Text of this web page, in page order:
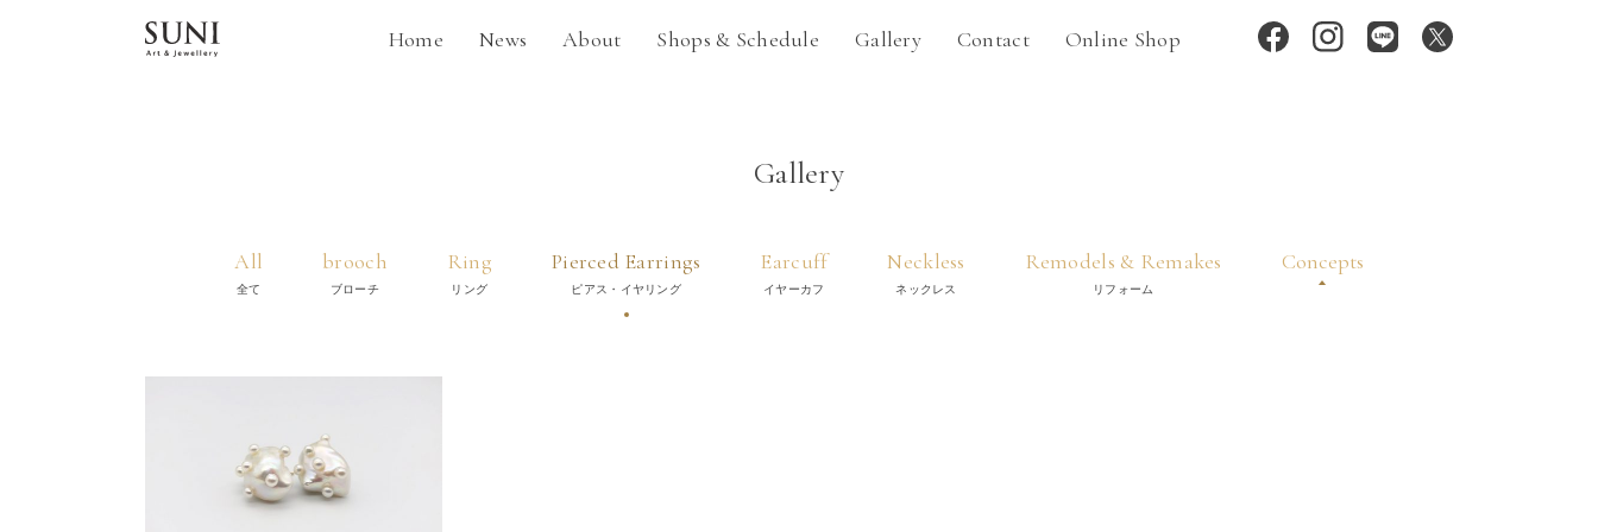
Home News About Shops & Schedule Gallery Contact Online Shop
Gallery
All
全て
brooch
ブローチ
Ring
リング
Pierced Earrings
ピアス・イヤリング
Earcuff
イヤーカフ
Neckless
ネックレス
Remodels & Remakes
リフォーム
Concepts